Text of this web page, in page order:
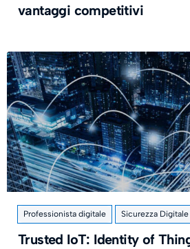
vantaggi competitivi
Professionista digitale Sicurezza Digitale
Trusted IoT: Identity of